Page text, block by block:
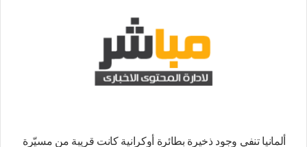
ألمانيا تنفي وجود ذخيرة بطائرة أوكرانية كانت قريبة من مسيّرة